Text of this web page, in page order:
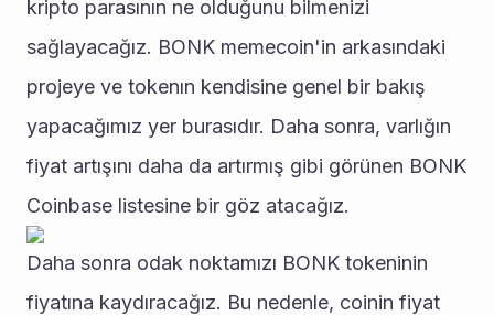
kripto parasının ne olduğunu bilmenizi
sağlayacağız. BONK memecoin'in arkasındaki
projeye ve tokenın kendisine genel bir bakış
yapacağımız yer burasıdır. Daha sonra, varlığın
fiyat artışını daha da artırmış gibi görünen BONK
Coinbase listesine bir göz atacağız.
Daha sonra odak noktamızı BONK tokeninin
fiyatına kaydıracağız. Bu nedenle, coinin fiyat